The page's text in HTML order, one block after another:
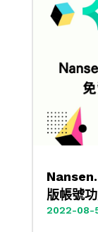
版帳號
2022-08-